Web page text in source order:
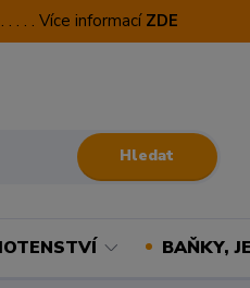
. . . . Více informací ZDE
Hledat
BAŇKY,